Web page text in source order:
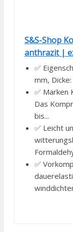
S&S-Shop
anthrazit |
✅
mm,
✅ Marken
Das
bis...
✅ Leicht
✅